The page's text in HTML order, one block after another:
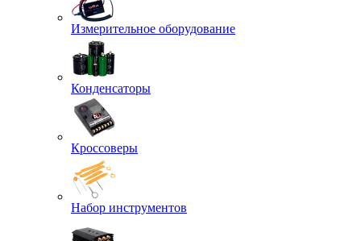
Измерительное оборудование
Конденсаторы
Кроссоверы
Набор инструментов